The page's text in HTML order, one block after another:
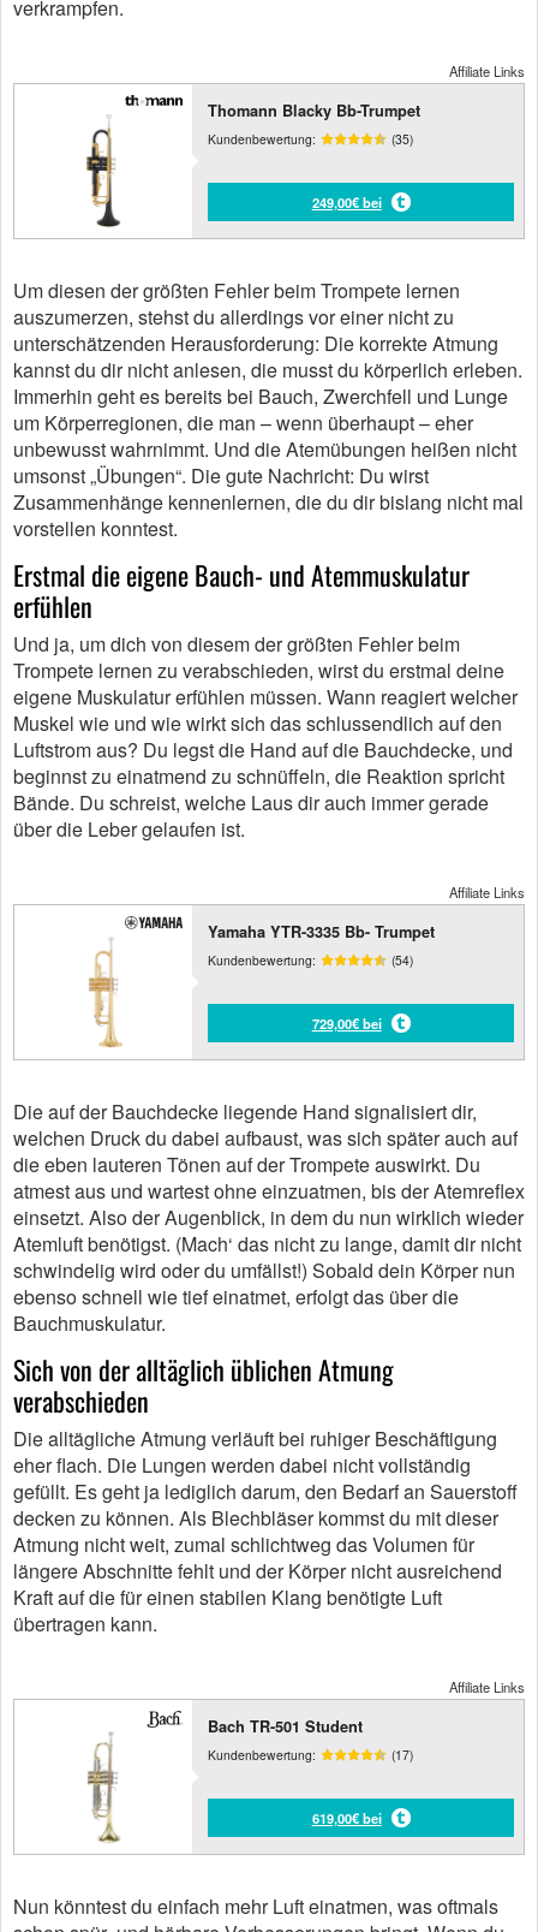
verkrampfen.
Affiliate Links
Thomann Blacky Bb-Trumpet
Kundenbewertung: (35)
249,00€ bei
Um diesen der größten Fehler beim Trompete lernen
auszumerzen, stehst du allerdings vor einer nicht zu
unterschätzenden Herausforderung: Die korrekte Atmung
kannst du dir nicht anlesen, die musst du körperlich erleben.
Immerhin geht es bereits bei Bauch, Zwerchfell und Lunge
um Körperregionen, die man – wenn überhaupt – eher
unbewusst wahrnimmt. Und die Atemübungen heißen nicht
umsonst „Übungen“. Die gute Nachricht: Du wirst
Zusammenhänge kennenlernen, die du dir bislang nicht mal
vorstellen konntest.
Erstmal die eigene Bauch- und Atemmuskulatur
erfühlen
Und ja, um dich von diesem der größten Fehler beim
Trompete lernen zu verabschieden, wirst du erstmal deine
eigene Muskulatur erfühlen müssen. Wann reagiert welcher
Muskel wie und wie wirkt sich das schlussendlich auf den
Luftstrom aus? Du legst die Hand auf die Bauchdecke, und
beginnst zu einatmend zu schnüffeln, die Reaktion spricht
Bände. Du schreist, welche Laus dir auch immer gerade
über die Leber gelaufen ist.
Affiliate Links
Yamaha YTR-3335 Bb- Trumpet
Kundenbewertung: (54)
729,00€ bei
Die auf der Bauchdecke liegende Hand signalisiert dir,
welchen Druck du dabei aufbaust, was sich später auch auf
die eben lauteren Tönen auf der Trompete auswirkt. Du
atmest aus und wartest ohne einzuatmen, bis der Atemreflex
einsetzt. Also der Augenblick, in dem du nun wirklich wieder
Atemluft benötigst. (Mach‘ das nicht zu lange, damit dir nicht
schwindelig wird oder du umfällst!) Sobald dein Körper nun
ebenso schnell wie tief einatmet, erfolgt das über die
Bauchmuskulatur.
Sich von der alltäglich üblichen Atmung
verabschieden
Die alltägliche Atmung verläuft bei ruhiger Beschäftigung
eher flach. Die Lungen werden dabei nicht vollständig
gefüllt. Es geht ja lediglich darum, den Bedarf an Sauerstoff
decken zu können. Als Blechbläser kommst du mit dieser
Atmung nicht weit, zumal schlichtweg das Volumen für
längere Abschnitte fehlt und der Körper nicht ausreichend
Kraft auf die für einen stabilen Klang benötigte Luft
übertragen kann.
Affiliate Links
Bach TR-501 Student
Kundenbewertung: (17)
619,00€ bei
Nun könntest du einfach mehr Luft einatmen, was oftmals